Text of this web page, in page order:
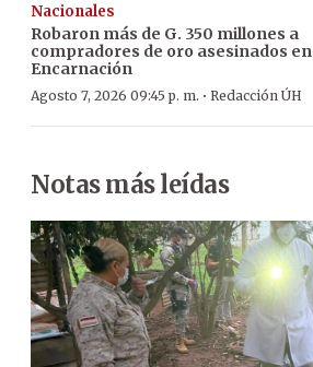
Nacionales
Robaron más de G. 350 millones a
compradores de oro asesinados en
Encarnación
Agosto 7, 2026 09:45 p. m. · Redacción ÚH
Notas más leídas